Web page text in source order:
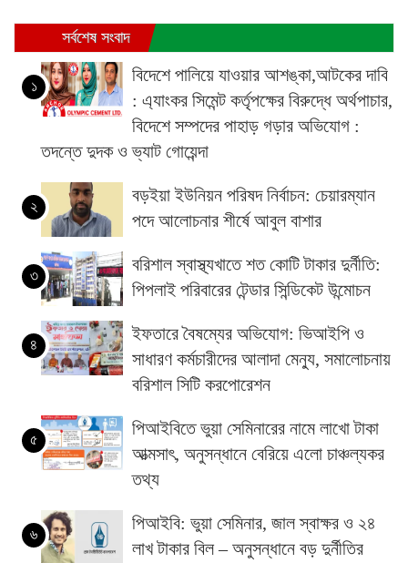
সর্বশেষ সংবাদ
১
বিদেশে পালিয়ে যাওয়ার আশঙ্কা,আটকের দাবি
: এ্যাংকর সিমেন্ট কর্তৃপক্ষের বিরুদ্ধে অর্থপাচার,
বিদেশে সম্পদের পাহাড় গড়ার অভিযোগ :
তদন্তে দুদক ও ভ্যাট গোয়েন্দা
২
বড়ইয়া ইউনিয়ন পরিষদ নির্বাচন: চেয়ারম্যান
পদে আলোচনার শীর্ষে আবুল বাশার
৩
বরিশাল স্বাস্থ্যখাতে শত কোটি টাকার দুর্নীতি:
পিপলাই পরিবারের টেন্ডার সিন্ডিকেট উন্মোচন
৪
ইফতারে বৈষম্যের অভিযোগ: ভিআইপি ও
সাধারণ কর্মচারীদের আলাদা মেন্যু, সমালোচনায়
বরিশাল সিটি করপোরেশন
৫
পিআইবিতে ভুয়া সেমিনারের নামে লাখো টাকা
আত্মসাৎ, অনুসন্ধানে বেরিয়ে এলো চাঞ্চল্যকর
তথ্য
৬
পিআইবি: ভুয়া সেমিনার, জাল স্বাক্ষর ও ২৪
লাখ টাকার বিল – অনুসন্ধানে বড় দুর্নীতির